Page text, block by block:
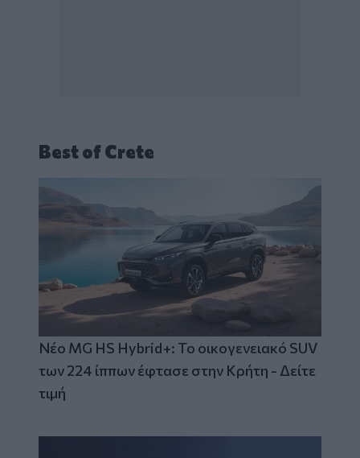
Best of Crete
Νέο MG HS Hybrid+: Το οικογενειακό SUV
των 224 ίππων έφτασε στην Κρήτη - Δείτε
τιμή